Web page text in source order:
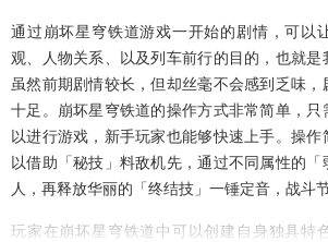
通过崩坏星穹铁道游戏一开始的剧情，可以
观、人物关系、以及列车前行的目的，也就是
虽然前期剧情较长，但却丝毫不会感到乏味
十足。崩坏星穹铁道的操作方式非常简单，
以进行游戏，新手玩家也能够快速上手。操
以借助「秘技」料敌机先，通过不同属性的
人，再释放华丽的「终结技」一锤定音，战斗
玩家在崩坏星穹铁道中可以创建自身独具特